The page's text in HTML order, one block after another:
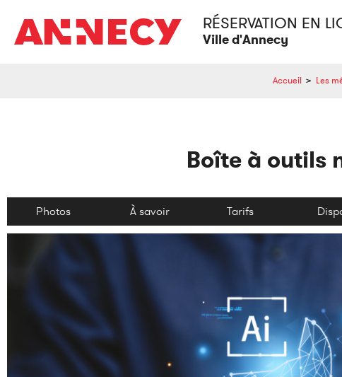
RÉSERVATION EN
Ville d'Annecy
Accueil > Les
Boîte à outils
Photos À savoir Tarifs